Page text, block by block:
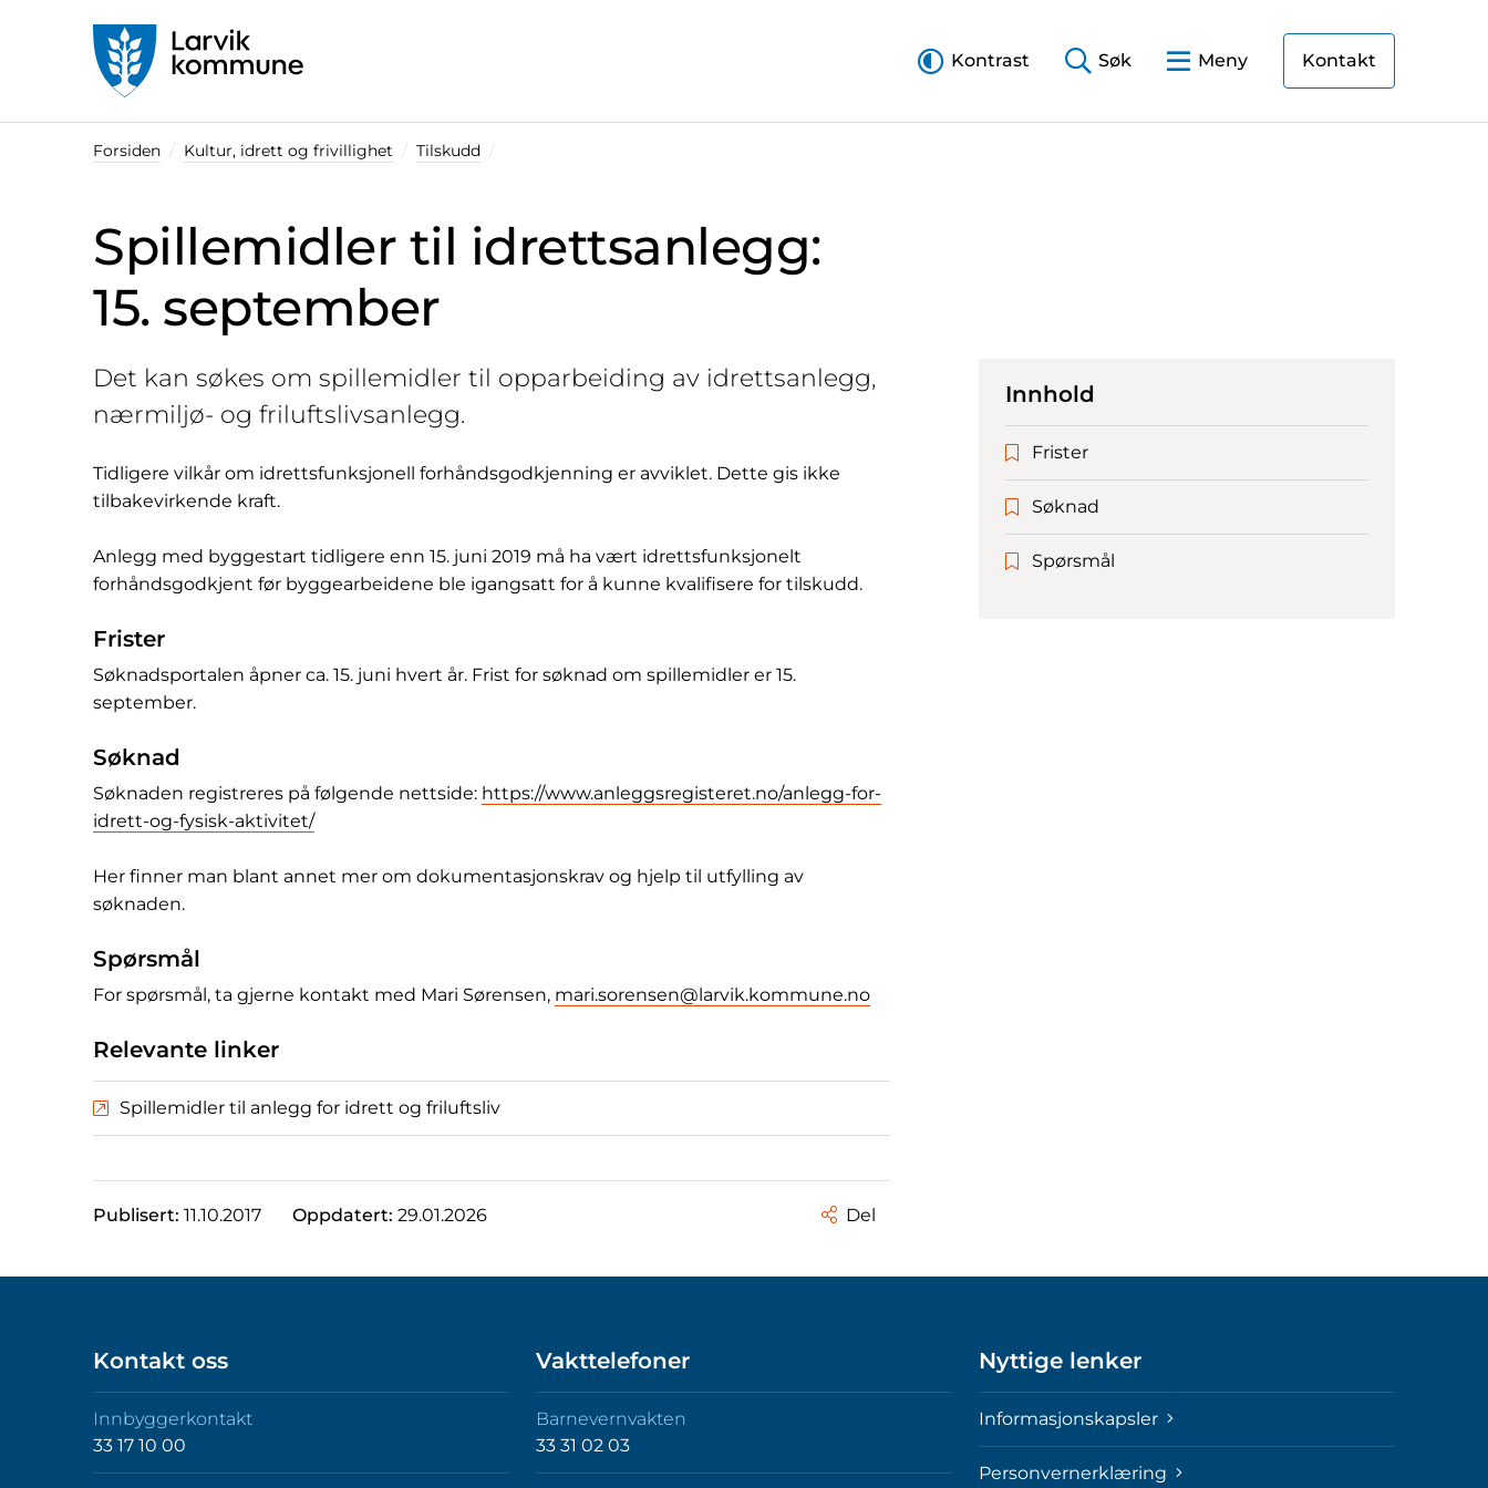
Kontrast Søk Meny Kontakt
Forsiden Kultur, idrett og frivillighet Tilskudd
Spillemidler til idrettsanlegg:
15. september
Innhold
Frister
Søknad
Spørsmål
Det kan søkes om spillemidler til opparbeiding av idrettsanlegg,
nærmiljø- og friluftslivsanlegg.
Tidligere vilkår om idrettsfunksjonell forhåndsgodkjenning er avviklet. Dette gis ikke
tilbakevirkende kraft.
Anlegg med byggestart tidligere enn 15. juni 2019 må ha vært idrettsfunksjonelt
forhåndsgodkjent før byggearbeidene ble igangsatt for å kunne kvalifisere for tilskudd.
Frister
Søknadsportalen åpner ca. 15. juni hvert år. Frist for søknad om spillemidler er 15.
september.
Søknad
Søknaden registreres på følgende nettside: https://www.anleggsregisteret.no/anlegg-for-
idrett-og-fysisk-aktivitet/
Her finner man blant annet mer om dokumentasjonskrav og hjelp til utfylling av
søknaden.
Spørsmål
For spørsmål, ta gjerne kontakt med Mari Sørensen, mari.sorensen@larvik.kommune.no
Relevante linker
Spillemidler til anlegg for idrett og friluftsliv
Publisert: 11.10.2017 Oppdatert: 29.01.2026 Del
Kontakt oss
Innbyggerkontakt
33 17 10 00
Vakttelefoner
Barnevernvakten
33 31 02 03
Nyttige lenker
Informasjonskapsler
Personvernerklæring